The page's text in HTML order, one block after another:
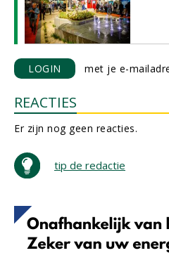
LOGIN met je e-
REACTIES
Er zijn nog geen reacties.
tip de redactie